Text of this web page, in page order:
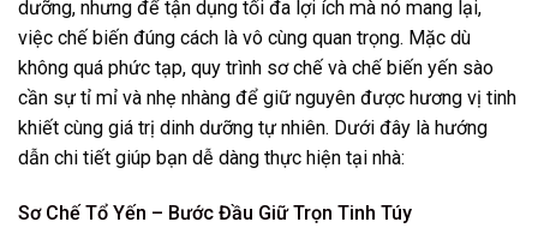
dưỡng, nhưng để tận dụng tối đa lợi ích mà nó mang lại,
việc chế biến đúng cách là vô cùng quan trọng. Mặc dù
không quá phức tạp, quy trình sơ chế và chế biến yến sào
cần sự tỉ mỉ và nhẹ nhàng để giữ nguyên được hương vị tinh
khiết cùng giá trị dinh dưỡng tự nhiên. Dưới đây là hướng
dẫn chi tiết giúp bạn dễ dàng thực hiện tại nhà:
Sơ Chế Tổ Yến – Bước Đầu Giữ Trọn Tinh Túy